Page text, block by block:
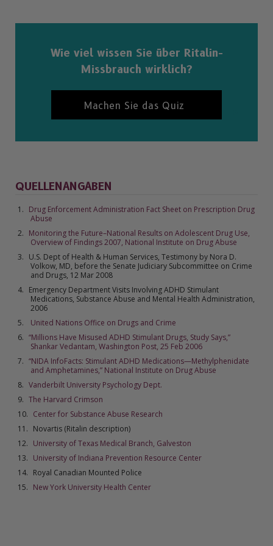
Wie viel wissen Sie über Ritalin-
Missbrauch wirklich?
Machen Sie das Quiz
QUELLENANGABEN
Drug Enforcement Administration Fact Sheet on Prescription Drug
Abuse
Monitoring the Future–National Results on Adolescent Drug Use,
Overview of Findings 2007, National Institute on Drug Abuse
U.S. Dept of Health & Human Services, Testimony by Nora D.
Volkow, MD, before the Senate Judiciary Subcommittee on Crime
and Drugs, 12 Mar 2008
Emergency Department Visits Involving ADHD Stimulant
Medications, Substance Abuse and Mental Health Administration,
2006
United Nations Office on Drugs and Crime
“Millions Have Misused ADHD Stimulant Drugs, Study Says,”
Shankar Vedantam, Washington Post, 25 Feb 2006
“NIDA InfoFacts: Stimulant ADHD Medications—Methylphenidate
and Amphetamines,” National Institute on Drug Abuse
Vanderbilt University Psychology Dept.
The Harvard Crimson
Center for Substance Abuse Research
Novartis (Ritalin description)
University of Texas Medical Branch, Galveston
University of Indiana Prevention Resource Center
Royal Canadian Mounted Police
New York University Health Center